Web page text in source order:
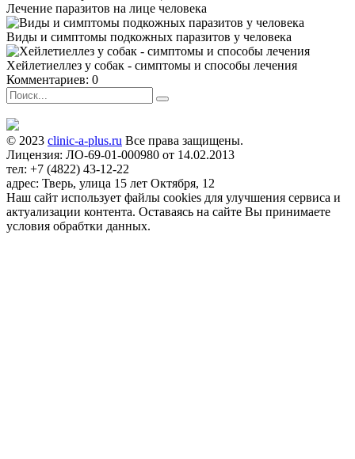
Лечение паразитов на лице человека
Виды и симптомы подкожных паразитов у человека
Хейлетиеллез у собак - симптомы и способы лечения
Комментариев: 0
© 2023 clinic-a-plus.ru Все права защищены.
Лицензия: ЛО-69-01-000980 от 14.02.2013
тел: +7 (4822) 43-12-22
адрес: Тверь, улица 15 лет Октября, 12
Наш сайт использует файлы cookies для улучшения сервиса и
актуализации контента. Оставаясь на сайте Вы принимаете
условия обрабтки данных.